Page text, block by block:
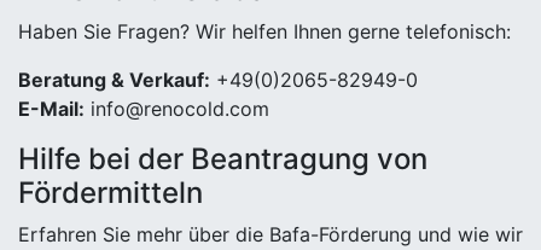
Haben Sie Fragen? Wir helfen Ihnen gerne telefonisch:
Beratung & Verkauf: +49(0)2065-82949-0
E-Mail: info@renocold.com
Hilfe bei der Beantragung von
Fördermitteln
Erfahren Sie mehr über die Bafa-Förderung und wie wir